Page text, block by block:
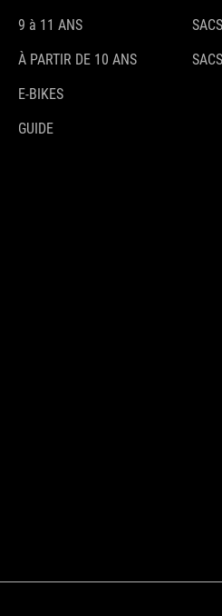
9 à 11 ANS
À PARTIR DE 10 ANS
E-BIKES
GUIDE